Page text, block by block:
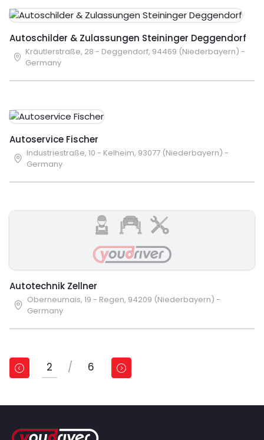
Autoschilder & Zulassungen Steininger Deggendorf
Kräutlerstraße, 28 - Deggendorf, 94469 (Niederbayern) -
Germany
Autoservice Fischer
Industriestraße, 10 - Kelheim, 93077 (Niederbayern) -
Germany
Autotechnik Zellner
Oberneumais, 19 - Regen, 94209 (Niederbayern) -
Germany
2 / 6